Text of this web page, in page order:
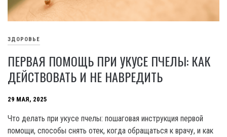
ЗДОРОВЬЕ
ПЕРВАЯ ПОМОЩЬ ПРИ УКУСЕ ПЧЕЛЫ: КАК
ДЕЙСТВОВАТЬ И НЕ НАВРЕДИТЬ
29 МАЯ, 2025
Что делать при укусе пчелы: пошаговая инструкция первой
помощи, способы снять отек, когда обращаться к врачу, и как